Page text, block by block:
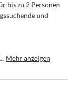
bis zu 2 Personen
und
Mehr anzeigen